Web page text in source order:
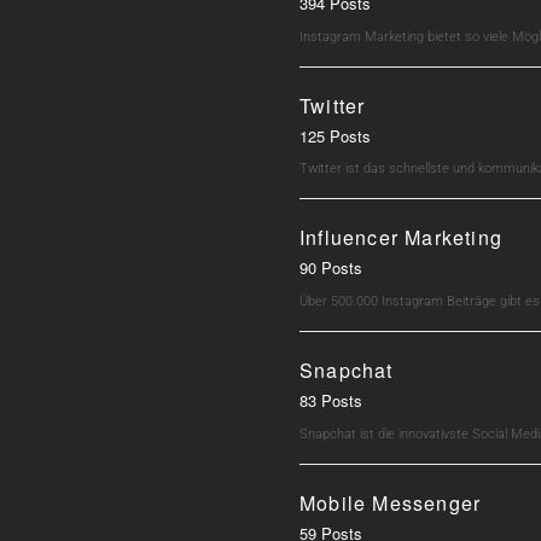
Instagram Marketing bietet so viele
Twitter
125 Posts
Twitter ist das schnellste und
Influencer Marketing
90 Posts
Über 500.000 Instagram Beiträge gibt
Snapchat
83 Posts
Snapchat ist die innovativste Social
Mobile Messenger
59 Posts